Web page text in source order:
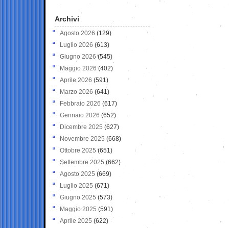
Archivi
Agosto 2026 (129)
Luglio 2026 (613)
Giugno 2026 (545)
Maggio 2026 (402)
Aprile 2026 (591)
Marzo 2026 (641)
Febbraio 2026 (617)
Gennaio 2026 (652)
Dicembre 2025 (627)
Novembre 2025 (668)
Ottobre 2025 (651)
Settembre 2025 (662)
Agosto 2025 (669)
Luglio 2025 (671)
Giugno 2025 (573)
Maggio 2025 (591)
Aprile 2025 (622)